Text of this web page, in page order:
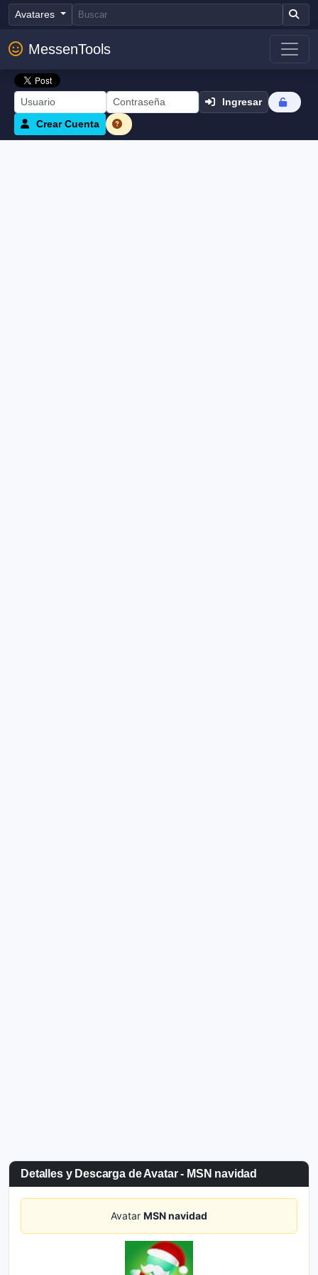
Avatares
MessenTools
Ingresar
Crear Cuenta
Detalles y Descarga de Avatar - MSN navidad
Avatar MSN navidad